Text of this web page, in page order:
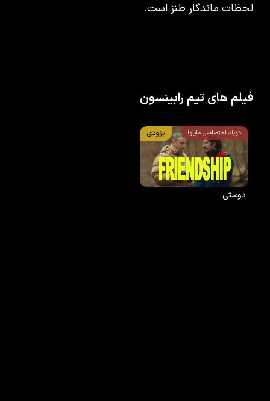
لحظات ماندگار طنز است.
فیلم های تیم رابینسون
دوبله اختصاصی مایاوا بزودی
دوستی